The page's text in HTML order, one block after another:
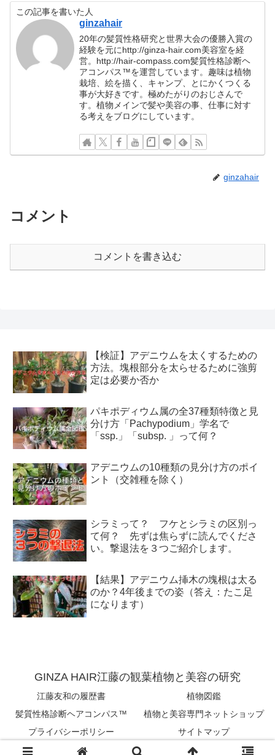
この記事を書いた人
ginzahair
20年の髪質性格研究と世界大会の優勝入賞の
経験を元にhttp://ginza-hair.com美容室を経
営。http://hair-compass.com髪質性格診断ヘ
アコンパス™︎を運営しています。趣味は植物
栽培、絵を描く、キャンプ、とにかくつくる
事が大好きです。極めたがりのおじさんで
す。植物メインで髪や美容の事、仕事に対す
る考えをブログにしています。
ginzahair
コメント
コメントを書き込む
【検証】アデニウムを太くするための
方法。塊根部分を太らせるために強剪
定は必要か否か
パキポディウム属の全37種類特徴と見
分け方「Pachypodium」学名で
「ssp.」「subsp. 」って何？
アデニウムの10種類の見分け方のポイ
ント（交雑種を除く）
シラミって？ フケとシラミの区別っ
て何？ 先ずは焦らずに読んでくださ
い。撃退法を３つご紹介します。
【結果】アデニウム挿木の塊根は太る
のか？4年後までの姿（答え：たこ足
になります）
GINZA HAIR江藤の観葉植物と美容の研究
江藤友和の履歴書
植物図鑑
髪質性格診断ヘアコンパス™︎
植物と美容専門ネットショップ
プライバシーポリシー
サイトマップ